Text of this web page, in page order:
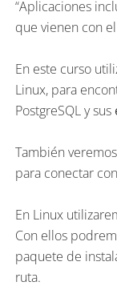
“Aplicaciones
que vienen con
En este curso
Linux, para
PostgreSQL y sus
También
para conectar
En Linux
Con ellos
paquete de
ruta.